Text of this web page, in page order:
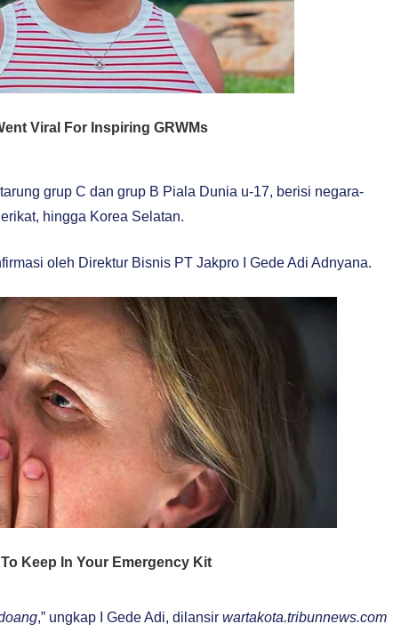
grup C dan grup B Piala Dunia u-17, berisi negara-
hingga Korea Selatan.
oleh Direktur Bisnis PT Jakpro I Gede Adi Adnyana.
,” ungkap I Gede Adi, dilansir wartakota.tribunnews.com